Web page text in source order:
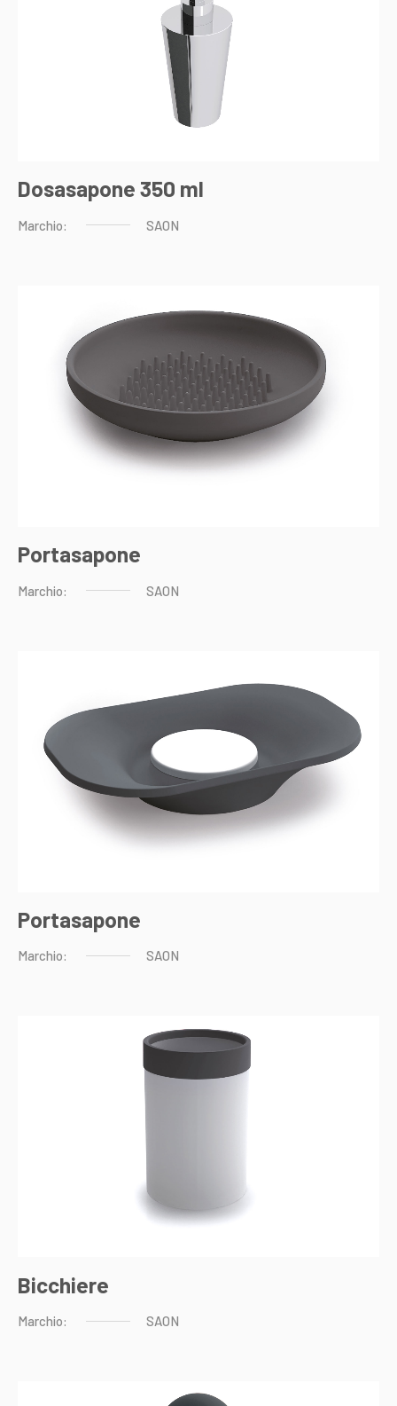
Dosasapone 350 ml
Marchio: SAON
Portasapone
Marchio: SAON
Portasapone
Marchio: SAON
Bicchiere
Marchio: SAON